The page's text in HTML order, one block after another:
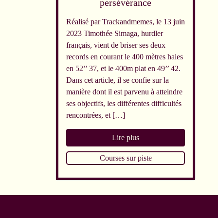
persévérance
Réalisé par Trackandmemes, le 13 juin
2023 Timothée Simaga, hurdler
français, vient de briser ses deux
records en courant le 400 mètres haies
en 52’’ 37, et le 400m plat en 49’’ 42.
Dans cet article, il se confie sur la
manière dont il est parvenu à atteindre
ses objectifs, les différentes difficultés
rencontrées, et […]
Lire plus
Courses sur piste